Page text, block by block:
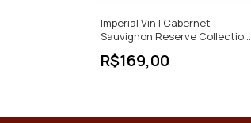
Imperial Vin | Cabernet
Sauvignon Reserve Collection
| Tinto Seco | IGP | 750ml
R$169,00